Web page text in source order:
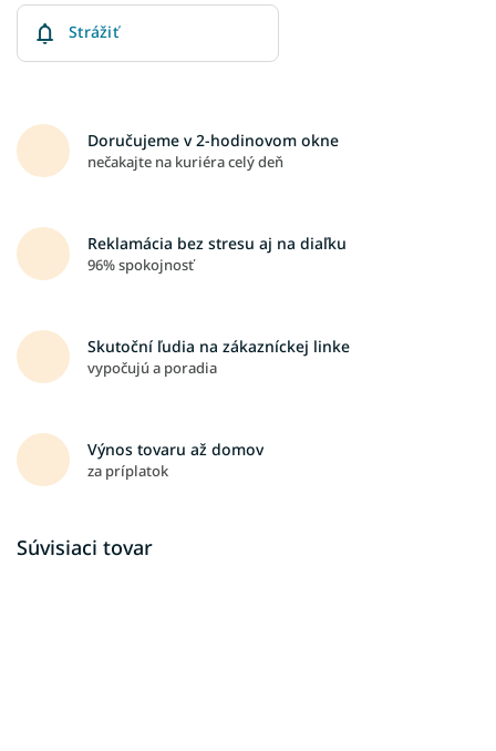
Strážiť
Doručujeme v 2-hodinovom okne
nečakajte na kuriéra celý deň
Reklamácia bez stresu aj na diaľku
96% spokojnosť
Skutoční ľudia na zákazníckej linke
vypočujú a poradia
Výnos tovaru až domov
za príplatok
Súvisiaci tovar